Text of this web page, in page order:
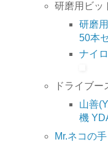
研磨用ビッ
研磨
50本
ナイ
ドライブ
山善
機
Mr.ネコの手